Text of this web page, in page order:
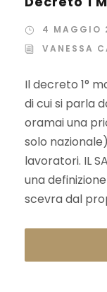
4 MAGGIO
VANESSA
Il decreto 1°
di cui si parla
oramai una
solo
lavoratori. IL
una
scevra dal